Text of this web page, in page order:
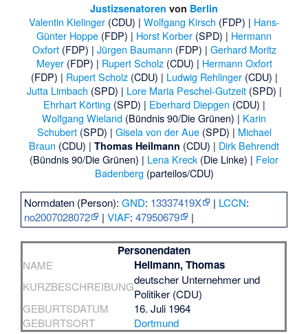
Justizsenatoren von Berlin
Valentin Kielinger(CDU) | Wolfgang Kirsch (FDP) | Hans-
Günter Hoppe (FDP) | Horst Korber (SPD) | Hermann
Oxfort(FDP) | Jürgen Baumann (FDP) | Gerhard Moritz
Meyer(FDP) | Rupert Scholz(CDU) | Hermann Oxfort
(FDP) | Rupert Scholz(CDU) | Ludwig Rehlinger(CDU) |
Jutta Limbach (SPD) | Lore Maria Peschel-Gutzeit(SPD) |
Ehrhart Körting (SPD) | Eberhard Diepgen (CDU) |
Wolfgang Wieland (Bündnis 90/Die Grünen) | Karin
Schubert(SPD) | Gisela von der Aue(SPD) | Michael
Braun (CDU) | Thomas Heilmann (CDU) | Dirk Behrendt
(Bündnis 90/Die Grünen) | Lena Kreck (Die Linke) | Felor
Badenberg (parteilos/CDU)
Normdaten (Person):GND: 13337419X | LCCN:
no2007028072
|VIAF:47950679 |
Personendaten
NAME Heilmann, Thomas
KURZBESCHREIBUNGdeutscher Unternehmer und
Politiker (CDU)
GEBURTSDATUM
16. Juli 1964
GEBURTSORT
Dortmund